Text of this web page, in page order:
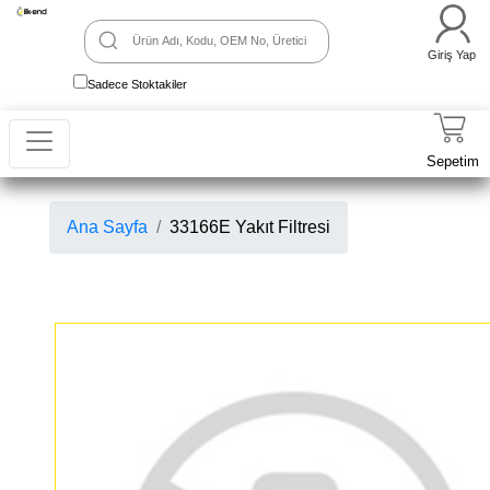
Sadece Stoktakiler
Giriş Yap
Sepetim
Ana Sayfa 33166E Yakıt Filtresi